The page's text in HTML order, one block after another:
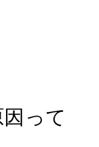
って